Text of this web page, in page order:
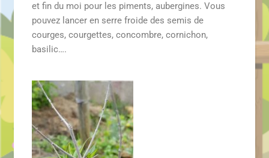
et fin du moi pour les piments, aubergines. Vous
pouvez lancer en serre froide des semis de
courges, courgettes, concombre, cornichon,
basilic….